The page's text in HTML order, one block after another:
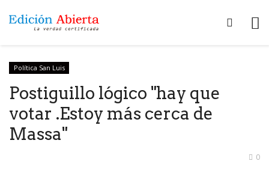
Política San Luis
Postiguillo lógico "hay que
votar .Estoy más cerca de
Massa"
0